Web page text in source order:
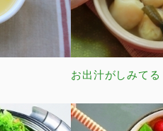
お出汁がしみて